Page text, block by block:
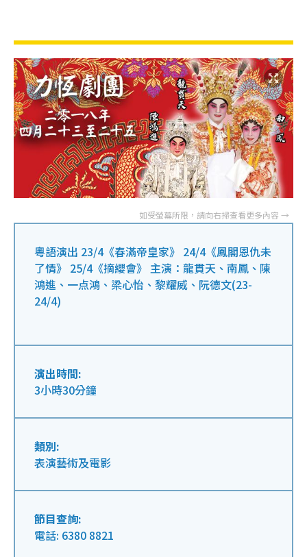
粵語演出 23/4《春滿帝皇家》 24/4《鳳閣恩仇未
了情》 25/4《摘纓會》 主演：龍貫天、南鳳、陳
鴻進、一点鴻、梁心怡、黎耀威、阮德文(23-
24/4)
演出時間:
3小時30分鐘
類別:
表演藝術及電影
節目查詢:
電話: 6380 8821